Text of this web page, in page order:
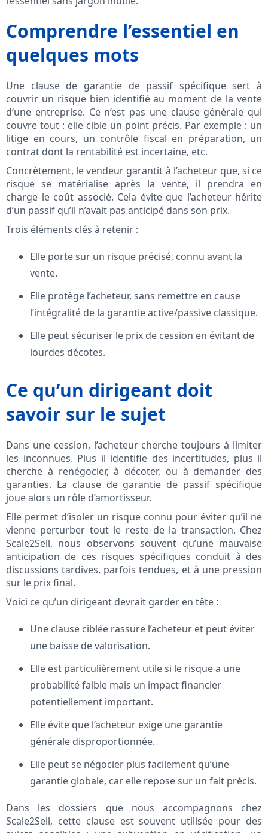
Comprendre l’essentiel en
quelques mots
Une clause de garantie de passif spécifique sert à
couvrir un risque bien identifié au moment de la vente
d’une entreprise. Ce n’est pas une clause générale qui
couvre tout : elle cible un point précis. Par exemple : un
litige en cours, un contrôle fiscal en préparation, un
contrat dont la rentabilité est incertaine, etc.
Concrètement, le vendeur garantit à l’acheteur que, si ce
risque se matérialise après la vente, il prendra en
charge le coût associé. Cela évite que l’acheteur hérite
d’un passif qu’il n’avait pas anticipé dans son prix.
Trois éléments clés à retenir :
Elle porte sur un risque précisé, connu avant la
vente.
Elle protège l’acheteur, sans remettre en cause
l’intégralité de la garantie active/passive classique.
Elle peut sécuriser le prix de cession en évitant de
lourdes décotes.
Ce qu’un dirigeant doit
savoir sur le sujet
Dans une cession, l’acheteur cherche toujours à limiter
les inconnues. Plus il identifie des incertitudes, plus il
cherche à renégocier, à décoter, ou à demander des
garanties. La clause de garantie de passif spécifique
joue alors un rôle d’amortisseur.
Elle permet d’isoler un risque connu pour éviter qu’il ne
vienne perturber tout le reste de la transaction. Chez
Scale2Sell, nous observons souvent qu’une mauvaise
anticipation de ces risques spécifiques conduit à des
discussions tardives, parfois tendues, et à une pression
sur le prix final.
Voici ce qu’un dirigeant devrait garder en tête :
Une clause ciblée rassure l’acheteur et peut éviter
une baisse de valorisation.
Elle est particulièrement utile si le risque a une
probabilité faible mais un impact financier
potentiellement important.
Elle évite que l’acheteur exige une garantie
générale disproportionnée.
Elle peut se négocier plus facilement qu’une
garantie globale, car elle repose sur un fait précis.
Dans les dossiers que nous accompagnons chez
Scale2Sell, cette clause est souvent utilisée pour des